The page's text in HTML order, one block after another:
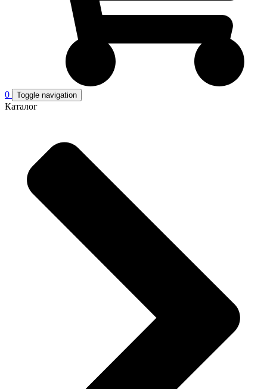
0 Toggle navigation
Каталог